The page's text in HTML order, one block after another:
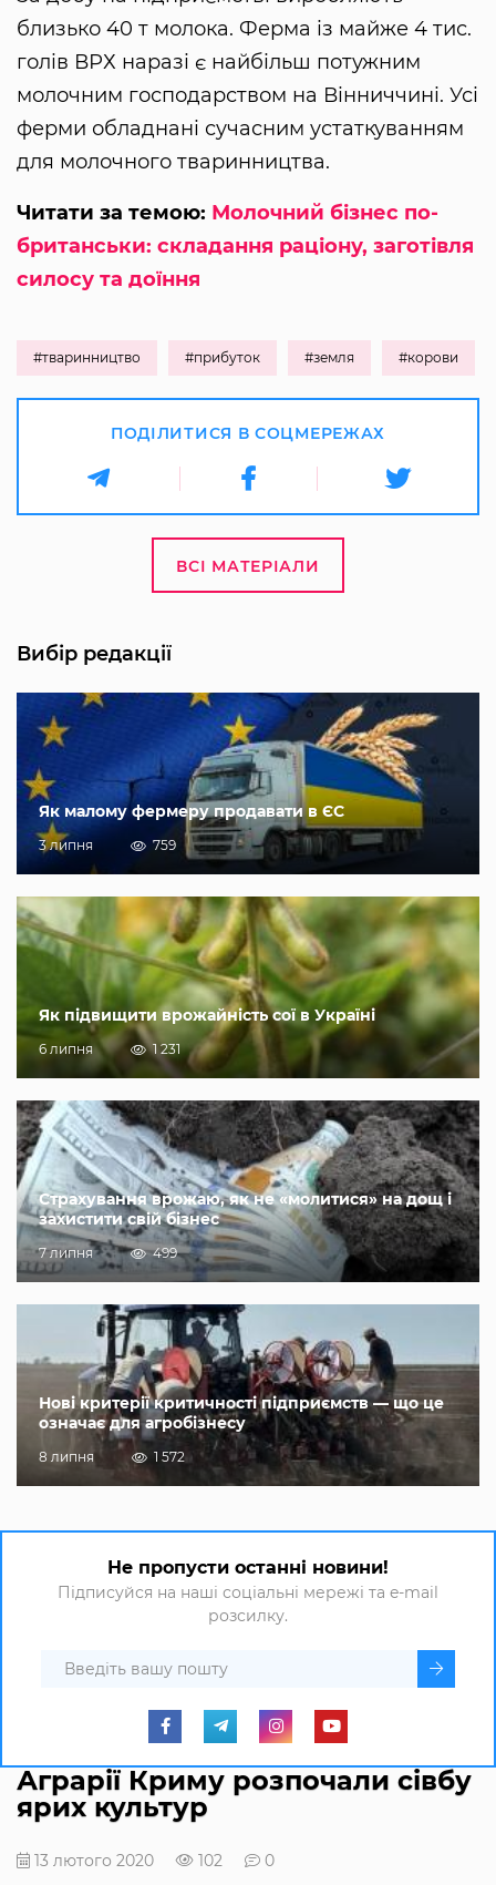
близько 40 т молока. Ферма із майже 4 тис.
голів ВРХ наразі є найбільш потужним
молочним господарством на Вінниччині. Усі
ферми обладнані сучасним устаткуванням
для молочного тваринництва.
Читати за темою: Молочний бізнес по-
британськи: складання раціону, заготівля
силосу та доїння
#тваринництво #прибуток #земля #корови
ПОДІЛИТИСЯ В СОЦМЕРЕЖАХ
ВСІ МАТЕРІАЛИ
Вибір редакції
Як малому фермеру продавати в ЄС
3 липня 759
Як підвищити врожайність сої в Україні
6 липня 1 231
Страхування врожаю, як не «молитися» на дощ і
захистити свій бізнес
7 липня 499
Нові критерії критичності підприємств — що це
означає для агробізнесу
8 липня 1 572
Не пропусти останні новини!
Підписуйся на наші соціальні мережі та e-mail
розсилку.
Аграрії Криму розпочали сівбу
ярих культур
13 лютого 2020 102 0